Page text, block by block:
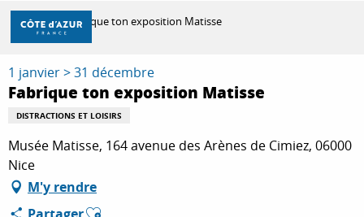
Aller
contenu
principal
DÉCOUVRIR
À FAIRE
SÉJOURNER
Accueil Fabrique ton exposition Matisse
1 janvier > 31 décembre
Fabrique ton exposition Matisse
DISTRACTIONS ET LOISIRS
Musée Matisse, 164 avenue des Arènes de Cimiez, 06000
Nice
M'y rendre
Ajouter aux favoris